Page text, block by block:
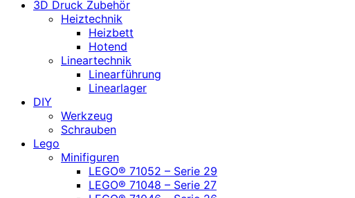
3D Druck Zubehör
Heiztechnik
Heizbett
Hotend
Lineartechnik
Linearführung
Linearlager
DIY
Werkzeug
Schrauben
Lego
Minifiguren
LEGO® 71052 – Serie 29
LEGO® 71048 – Serie 27